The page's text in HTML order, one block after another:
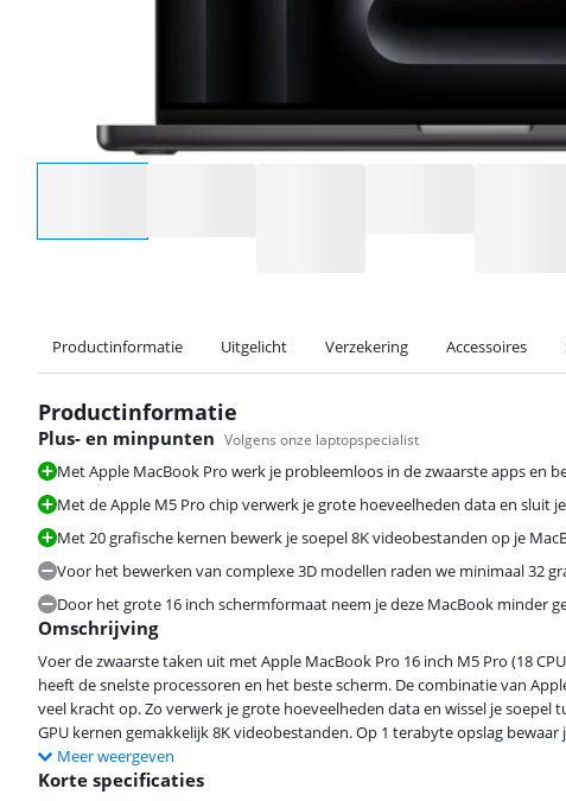
Productinformatie Uitgelicht Verzekering Accessoires
Productinformatie
Plus- en minpunten Volgens onze laptopspecialist
Met Apple MacBook Pro werk je probleemloos in de zwaarste apps en
Met de Apple M5 Pro chip verwerk je grote hoeveelheden data en sluit
Met 20 grafische kernen bewerk je soepel 8K videobestanden op je
Voor het bewerken van complexe 3D modellen raden we minimaal 32
Door het grote 16 inch schermformaat neem je deze MacBook minder
Omschrijving
Voer de zwaarste taken uit met Apple MacBook Pro 16 inch M5 Pro (18
heeft de snelste processoren en het beste scherm. De combinatie van
veel kracht op. Zo verwerk je grote hoeveelheden data en wissel je soepel
GPU kernen gemakkelijk 8K videobestanden. Op 1 terabyte opslag bewaar
Meer weergeven
Korte specificaties